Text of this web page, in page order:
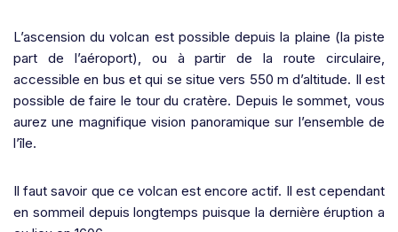
L’ascension du volcan est possible depuis la plaine (la piste
part de l’aéroport), ou à partir de la route circulaire,
accessible en bus et qui se situe vers 550 m d’altitude. Il est
possible de faire le tour du cratère. Depuis le sommet, vous
aurez une magnifique vision panoramique sur l’ensemble de
l’île.
Il faut savoir que ce volcan est encore actif. Il est cependant
en sommeil depuis longtemps puisque la dernière éruption a